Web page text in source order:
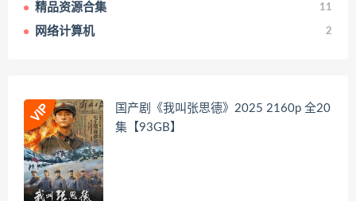
精品资源合集 11
网络计算机 2
国产剧《我叫张思德》2025 2160p 全20
集【93GB】